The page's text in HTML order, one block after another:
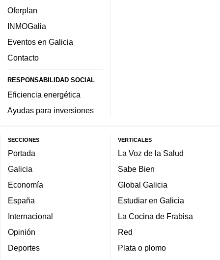
Oferplan
INMOGalia
Eventos en Galicia
Contacto
RESPONSABILIDAD SOCIAL
Eficiencia energética
Ayudas para inversiones
SECCIONES
Portada
Galicia
Economía
España
Internacional
Opinión
Deportes
VERTICALES
La Voz de la Salud
Sabe Bien
Global Galicia
Estudiar en Galicia
La Cocina de Frabisa
Red
Plata o plomo